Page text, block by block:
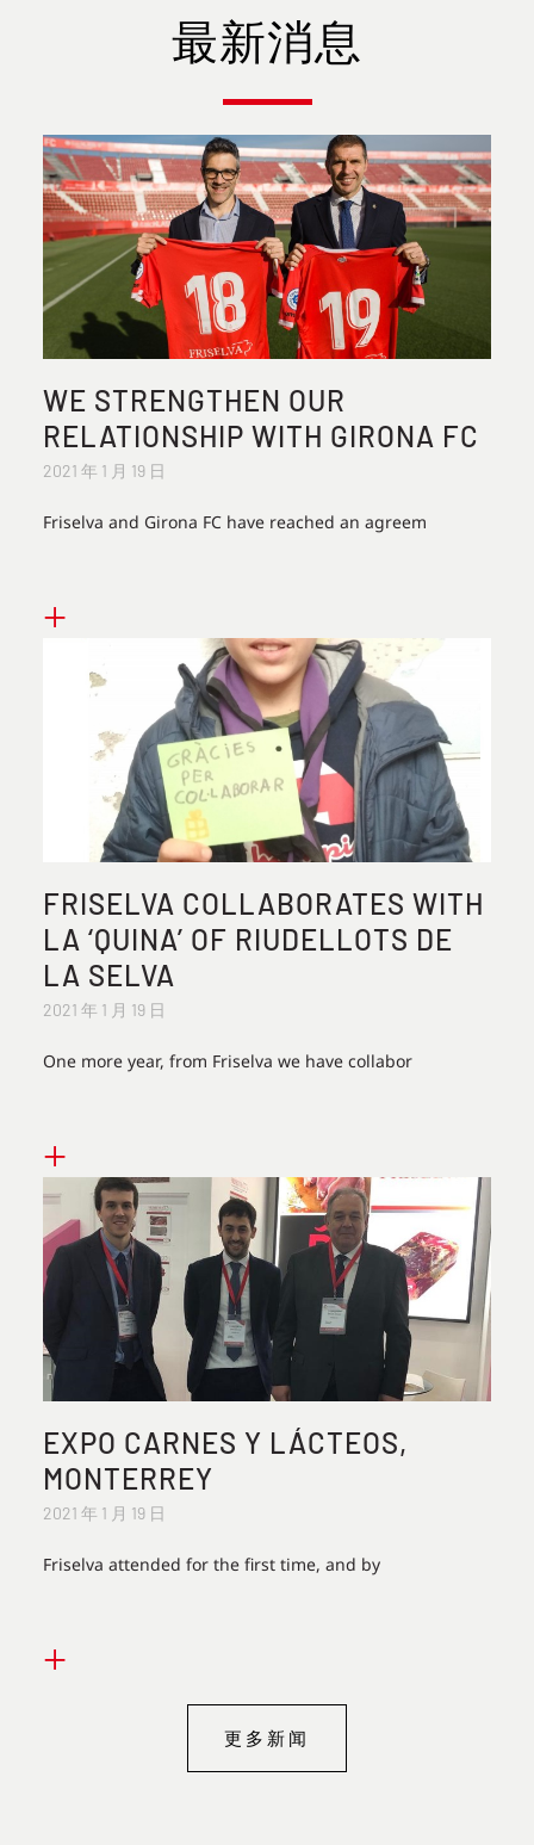
最新消息
WE STRENGTHEN OUR
RELATIONSHIP WITH GIRONA FC
2021 年 1 月 19 日
Friselva and Girona FC have reached an agreem
+
FRISELVA COLLABORATES WITH
LA ‘QUINA’ OF RIUDELLOTS DE
LA SELVA
2021 年 1 月 19 日
One more year, from Friselva we have collabor
+
EXPO CARNES Y LÁCTEOS,
MONTERREY
2021 年 1 月 19 日
Friselva attended for the first time, and by
+
更多新闻